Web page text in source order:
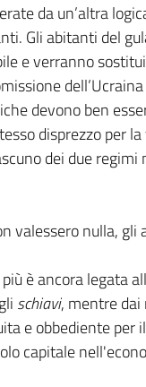
da un’altra
Gli abitanti del
e verranno
devono ben
disprezzo
dei due
valessero nulla, gli
è ancora legata
schiavi, mentre
e obbediente
capitale